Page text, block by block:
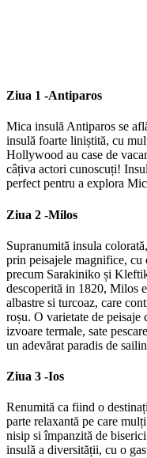
Ziua 1 -Antiparos
Mica insulă Antiparos se
insulă foarte liniștită, cu
Hollywood au case de
câțiva actori cunoscuți!
perfect pentru a explora
Ziua 2 -Milos
Supranumită insula
prin peisajele magnifice, cu
precum Sarakiniko și
descoperită in 1820, Milos
albastre si turcoaz, care
roșu. O varietate de peisaje
izvoare termale, sate
un adevărat paradis de
Ziua 3 -Ios
Renumită ca fiind o
parte relaxantă pe care
nisip si împanzită de
insulă a diversității, cu o